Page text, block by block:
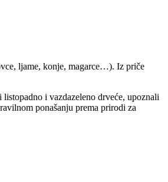
ljame, konje, magarce…). Iz priče
i vazdazeleno drveće, upoznali
ponašanju prema prirodi za